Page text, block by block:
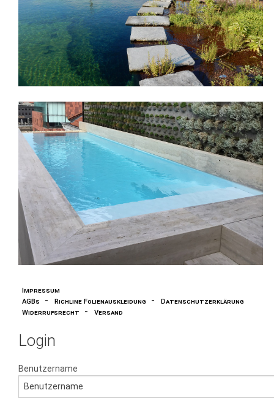
Impressum
AGBs
- Richline Folienauskleidung -
Datenschutzerklärung
Widerrufsrecht
- Versand
Login
Benutzername